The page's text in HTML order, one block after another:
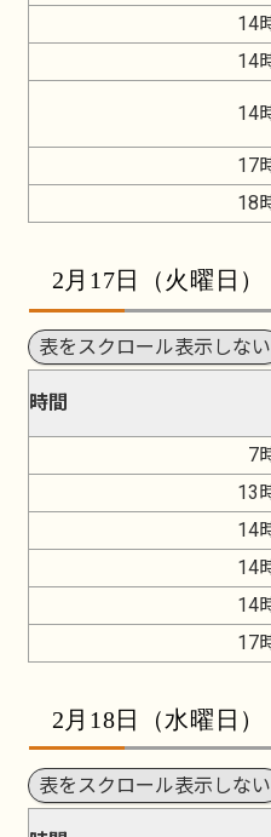
14
14
14
17
18
2月17日（火曜日）
表をスクロール表示しない
時間
7
13
14
14
14
17
2月18日（水曜日）
表をスクロール表示しない